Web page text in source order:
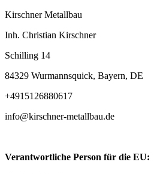
Kirschner Metallbau
Inh. Christian Kirschner
Schilling 14
84329 Wurmannsquick, Bayern, DE
+4915126880617
info@kirschner-metallbau.de
Verantwortliche Person für die EU: